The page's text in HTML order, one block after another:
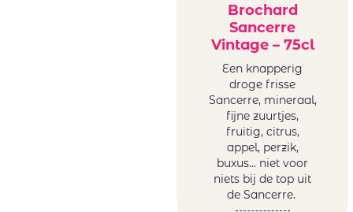
Brochard
Sancerre
Vintage – 75cl
Een knapperig
droge frisse
Sancerre, mineraal,
fijne zuurtjes,
fruitig, citrus,
appel, perzik,
buxus… niet voor
niets bij de top uit
de Sancerre.